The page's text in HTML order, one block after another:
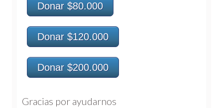
Donar $80.000
Donar $120.000
Donar $200.000
Gracias por ayudarnos